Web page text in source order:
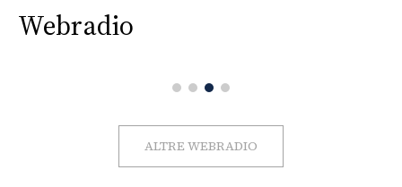
Webradio
ALTRE WEBRADIO